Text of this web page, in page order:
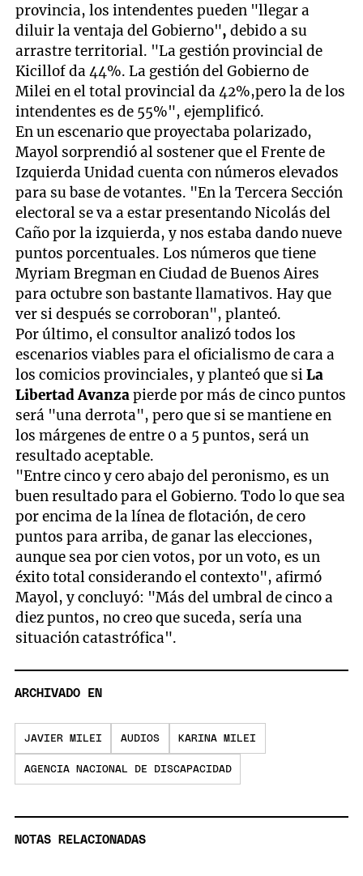
provincia, los intendentes pueden "llegar a
diluir la ventaja del Gobierno", debido a su
arrastre territorial. "La gestión provincial de
Kicillof da 44%. La gestión del Gobierno de
Milei en el total provincial da 42%,pero la de los
intendentes es de 55%", ejemplificó.
En un escenario que proyectaba polarizado,
Mayol sorprendió al sostener que el Frente de
Izquierda Unidad cuenta con números elevados
para su base de votantes. "En la Tercera Sección
electoral se va a estar presentando Nicolás del
Caño por la izquierda, y nos estaba dando nueve
puntos porcentuales. Los números que tiene
Myriam Bregman en Ciudad de Buenos Aires
para octubre son bastante llamativos. Hay que
ver si después se corroboran", planteó.
Por último, el consultor analizó todos los
escenarios viables para el oficialismo de cara a
los comicios provinciales, y planteó que siLa
Libertad Avanzapierde por más de cinco puntos
será "una derrota", pero que si se mantiene en
los márgenes de entre 0 a 5 puntos, será un
resultado aceptable.
"Entre cinco y cero abajo del peronismo, es un
buen resultado para el Gobierno. Todo lo que sea
por encima de la línea de flotación, de cero
puntos para arriba, de ganar las elecciones,
aunque sea por cien votos, por un voto, es un
éxito total considerando el contexto", afirmó
Mayol, y concluyó: "Más del umbral de cinco a
diez puntos, no creo que suceda, sería una
situación catastrófica".
ARCHIVADO EN
JAVIER MILEI AUDIOS KARINA MILEI
AGENCIA NACIONAL DE DISCAPACIDAD
NOTAS RELACIONADAS